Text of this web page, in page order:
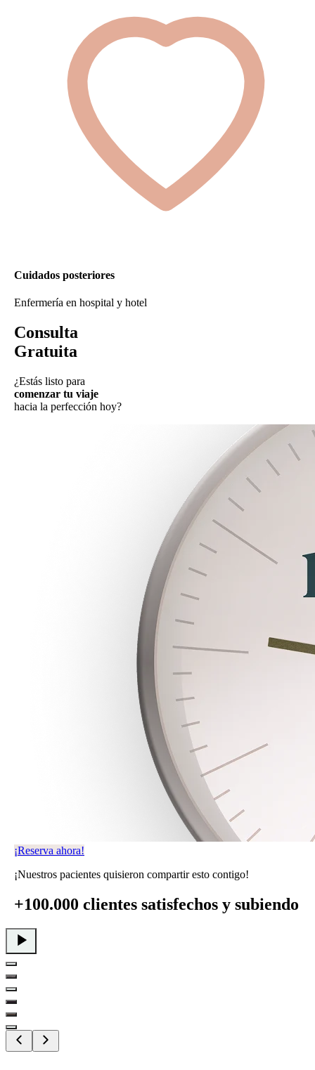
Cuidados posteriores
Enfermería en hospital y hotel
Consulta
Gratuita
¿Estás listo para
comenzar tu viaje
hacia la perfección hoy?
¡Reserva ahora!
¡Nuestros pacientes quisieron compartir esto contigo!
+100.000 clientes satisfechos y subiendo